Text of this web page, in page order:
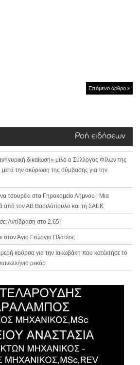
Επόμενο άρθρο
Ροή ειδήσεων
δικαίωση» μιλά ο Σύλλογος Φίλων της
την ακύρωση της σύμβασης για την
τσουρέκι στο Γηροκομείο Λήμνου | Μια
από τον ΑΒ Βασιλόπουλο και τη ΣΑΕΚ
Αντίδραση στο 2.65!
στον Άγιο Γεώργιο Πλατέος
κούρσα για την Ιακωβάκη που κατέκτησε το
ρεκόρ